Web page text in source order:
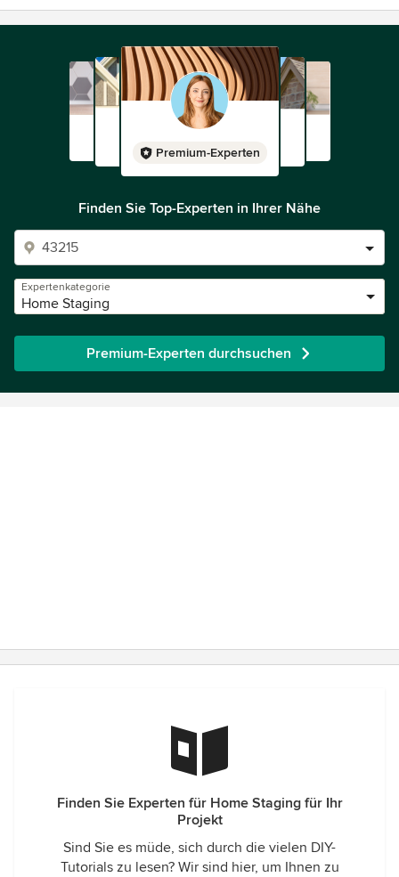
Premium-Experten
Finden Sie Top-Experten in Ihrer Nähe
Expertenkategorie
Home Staging
Premium-Experten durchsuchen
Finden Sie Experten für Home Staging für Ihr
Projekt
Sind Sie es müde, sich durch die vielen DIY-
Tutorials zu lesen? Wir sind hier, um Ihnen zu